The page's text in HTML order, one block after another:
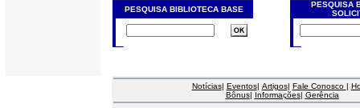
PESQUISA BIBLIOTECA BASE
PESQUISA
Notícias| Eventos| Artigos| Fale Conosco |
Bônus| Informações| Gerência